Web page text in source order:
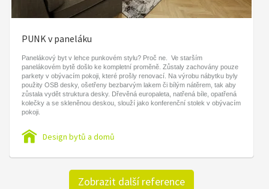
PUNK v paneláku
Panelákový byt v lehce punkovém stylu? Proč ne. Ve starším
panelákovém bytě došlo ke kompletní proměně. Zůstaly zachovány pouze
parkety v obývacím pokoji, které prošly renovací. Na výrobu nábytku byly
použity OSB desky, ošetřeny bezbarvým lakem či bílým nátěrem, tak aby
zůstala vydět struktura desky. Dřevěná europaleta, natřená bíle, opatřená
kolečky a se skleněnou deskou, slouží jako konferenční stolek v obývacím
pokoji.
Design bytů a domů
Zobrazit další reference